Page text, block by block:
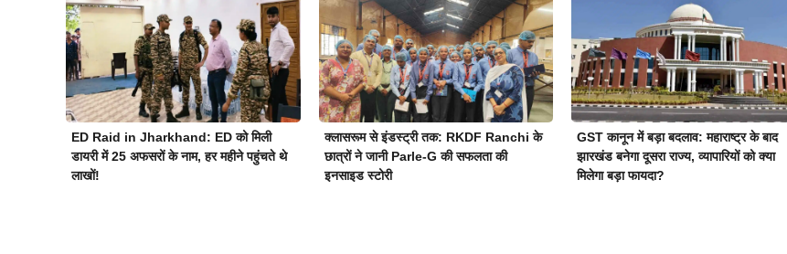
ED Raid in Jharkhand: ED को मिली
डायरी में 25 अफसरों के नाम, हर महीने पहुंचते थे
लाखों!
क्लासरूम से इंडस्ट्री तक: RKDF Ranchi के
छात्रों ने जानी Parle-G की सफलता की
इनसाइड स्टोरी
GST कानून में बड़ा बदलाव: महाराष्ट्र के बाद
झारखंड बनेगा दूसरा राज्य, व्यापारियों को क्या
मिलेगा बड़ा फायदा?